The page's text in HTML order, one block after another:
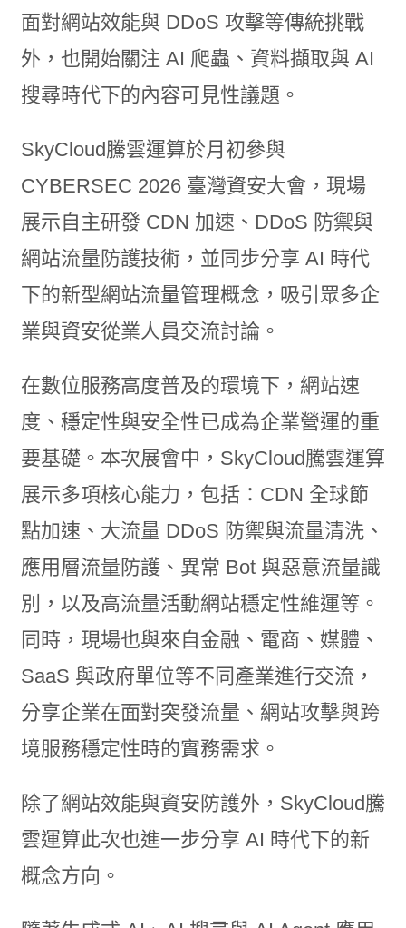
面對網站效能與 DDoS 攻擊等傳統挑戰
外，也開始關注 AI 爬蟲、資料擷取與 AI
搜尋時代下的內容可見性議題。
SkyCloud騰雲運算於月初參與
CYBERSEC 2026 臺灣資安大會，現場
展示自主研發 CDN 加速、DDoS 防禦與
網站流量防護技術，並同步分享 AI 時代
下的新型網站流量管理概念，吸引眾多企
業與資安從業人員交流討論。
在數位服務高度普及的環境下，網站速
度、穩定性與安全性已成為企業營運的重
要基礎。本次展會中，SkyCloud騰雲運算
展示多項核心能力，包括：CDN 全球節
點加速、大流量 DDoS 防禦與流量清洗、
應用層流量防護、異常 Bot 與惡意流量識
別，以及高流量活動網站穩定性維運等。
同時，現場也與來自金融、電商、媒體、
SaaS 與政府單位等不同產業進行交流，
分享企業在面對突發流量、網站攻擊與跨
境服務穩定性時的實務需求。
除了網站效能與資安防護外，SkyCloud騰
雲運算此次也進一步分享 AI 時代下的新
概念方向。